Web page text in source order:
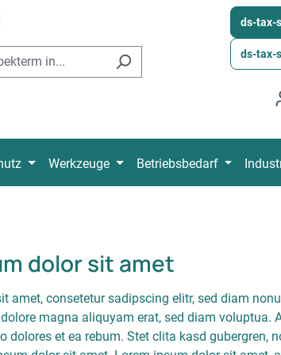
ds-tax-
ds-tax-
Werkzeuge Betriebsbedarf
dolor sit amet
amet, consetetur sadipscing elitr, sed diam
magna aliquyam erat, sed diam voluptua.
dolores et ea rebum. Stet clita kasd gubergren,